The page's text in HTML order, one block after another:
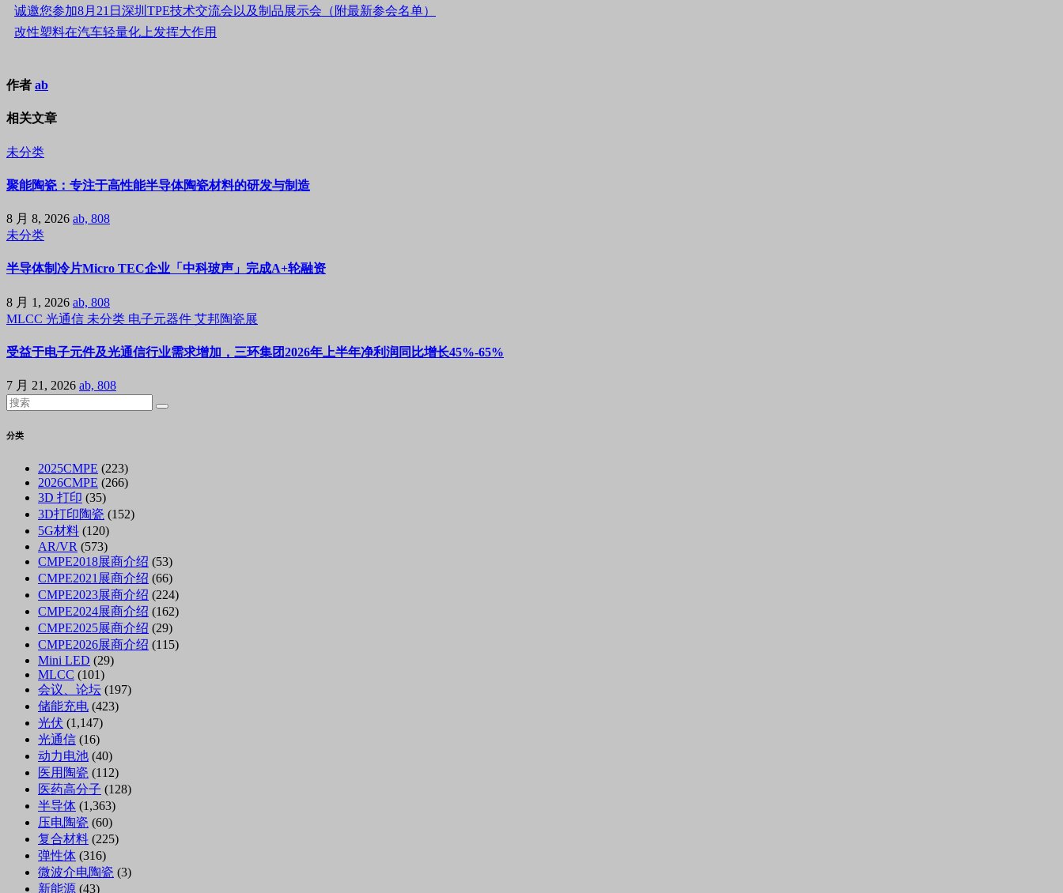
诚邀您参加8月21日深圳TPE技术交流会以及制品展示会（附最新参会名单）
改性塑料在汽车轻量化上发挥大作用
作者 ab
相关文章
未分类
聚能陶瓷：专注于高性能半导体陶瓷材料的研发与制造
8 月 8, 2026 ab, 808
未分类
半导体制冷片Micro TEC企业「中科玻声」完成A+轮融资
8 月 1, 2026 ab, 808
MLCC 光通信 未分类 电子元器件 艾邦陶瓷展
受益于电子元件及光通信行业需求增加，三环集团2026年上半年净利润同比增长45%-65%
7 月 21, 2026 ab, 808
分类
2025CMPE (223)
2026CMPE (266)
3D 打印 (35)
3D打印陶瓷 (152)
5G材料 (120)
AR/VR (573)
CMPE2018展商介绍 (53)
CMPE2021展商介绍 (66)
CMPE2023展商介绍 (224)
CMPE2024展商介绍 (162)
CMPE2025展商介绍 (29)
CMPE2026展商介绍 (115)
Mini LED (29)
MLCC (101)
会议、论坛 (197)
储能充电 (423)
光伏 (1,147)
光通信 (16)
动力电池 (40)
医用陶瓷 (112)
医药高分子 (128)
半导体 (1,363)
压电陶瓷 (60)
复合材料 (225)
弹性体 (316)
微波介电陶瓷 (3)
新能源 (43)